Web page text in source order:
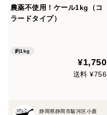
農薬不使用！ケール1kg（コ
ラードタイプ）
約1kg
¥1,750
送料 ¥756
静岡県静岡市駿河区小鹿